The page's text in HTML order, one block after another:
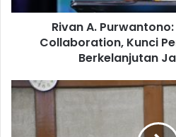
Peningkatan
Berkelanjutan
Rivan A.
Collaboration, Kunci
Berkelanjutan
RDP
Evaluasi